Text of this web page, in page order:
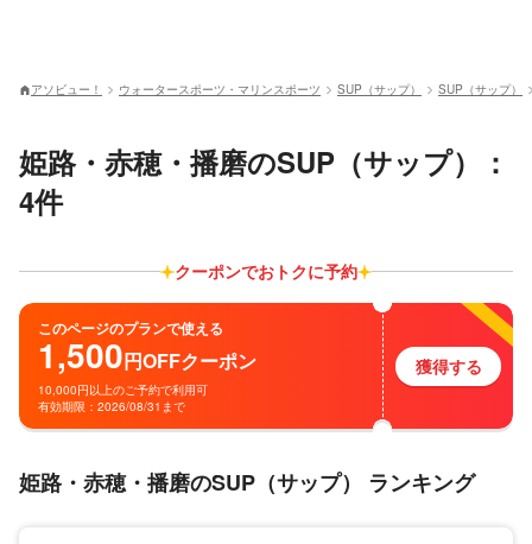
アソビュー！ ウォータースポーツ・マリンスポーツ SUP（サップ） SUP（サップ）
姫路・赤穂・播磨のSUP（サップ）：
4件
クーポンでおトクに予約
このページのプランで使える
1,500円OFFクーポン
10,000円以上のご予約で利用可
有効期限：2026/08/31まで
獲得する
姫路・赤穂・播磨のSUP（サップ） ランキング